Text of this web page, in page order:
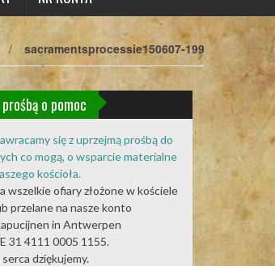
/ sacramentsprocessie150607-199
prośbą o pomoc
się z uprzejmą prośbą do
co mogą, o wsparcie materialne
kościoła.
wszelkie ofiary złożone w kościele
przelane na nasze konto
in Antwerpen
31 4111 0005 1155.
serca dziękujemy.